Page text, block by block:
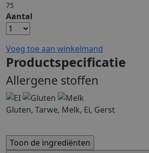
75
Aantal
Voeg toe aan winkelmand
Productspecificatie
Allergene stoffen
Gluten, Tarwe, Melk, Ei, Gerst